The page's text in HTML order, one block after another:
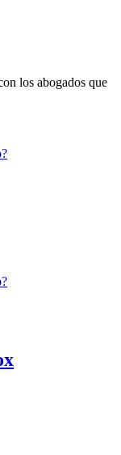
los abogados que